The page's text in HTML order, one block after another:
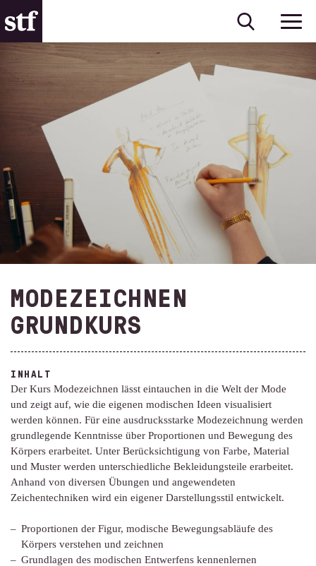
MODEZEICHNEN
GRUNDKURS
INHALT
Der Kurs Modezeichnen lässt eintauchen in die Welt der Mode
und zeigt auf, wie die eigenen modischen Ideen visualisiert
werden können. Für eine ausdrucksstarke Modezeichnung werden
grundlegende Kenntnisse über Proportionen und Bewegung des
Körpers erarbeitet. Unter Berücksichtigung von Farbe, Material
und Muster werden unterschiedliche Bekleidungsteile erarbeitet.
Anhand von diversen Übungen und angewendeten
Zeichentechniken wird ein eigener Darstellungsstil entwickelt.
Proportionen der Figur, modische Bewegungsabläufe des
Körpers verstehen und zeichnen
Grundlagen des modischen Entwerfens kennenlernen